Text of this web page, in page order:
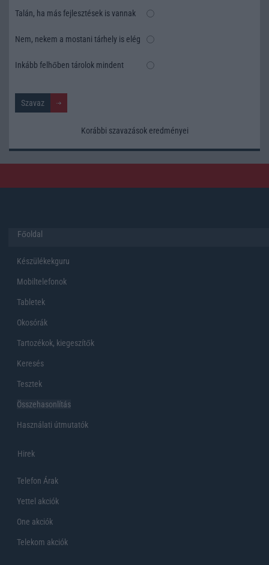
Talán, ha más fejlesztések is vannak
Nem, nekem a mostani tárhely is elég
Inkább felhőben tárolok mindent
Korábbi szavazások eredményei
Főoldal
Készülékekguru
Mobiltelefonok
Tabletek
Okosórák
Tartozékok, kiegeszítők
Keresés
Tesztek
Összehasonlítás
Használati útmutatók
Hirek
Telefon Árak
Yettel akciók
One akciók
Telekom akciók